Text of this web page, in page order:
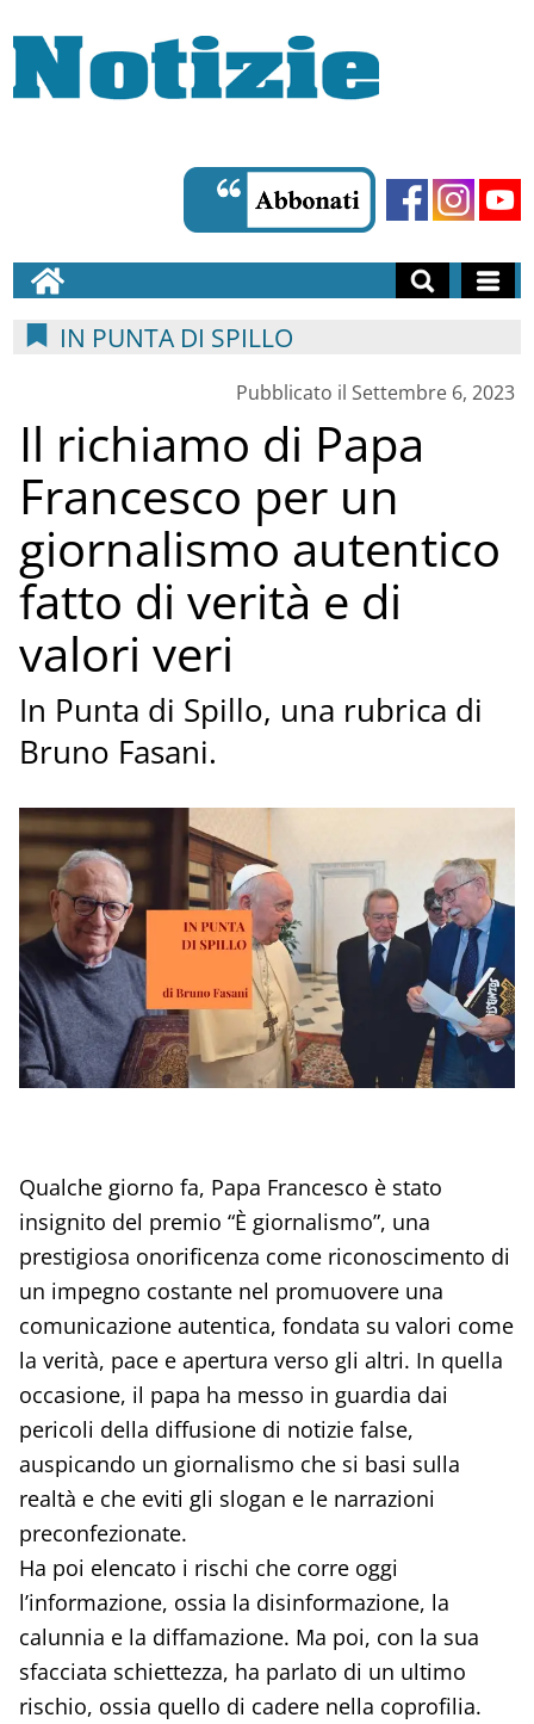
IN PUNTA DI SPILLO
Pubblicato il Settembre 6, 2023
Il richiamo di Papa
Francesco per un
giornalismo autentico
fatto di verità e di
valori veri
In Punta di Spillo, una rubrica di
Bruno Fasani.
Qualche giorno fa, Papa Francesco è stato
insignito del premio “È giornalismo”, una
prestigiosa onorificenza come riconoscimento di
un impegno costante nel promuovere una
comunicazione autentica, fondata su valori come
la verità, pace e apertura verso gli altri. In quella
occasione, il papa ha messo in guardia dai
pericoli della diffusione di notizie false,
auspicando un giornalismo che si basi sulla
realtà e che eviti gli slogan e le narrazioni
preconfezionate.
Ha poi elencato i rischi che corre oggi
l’informazione, ossia la disinformazione, la
calunnia e la diffamazione. Ma poi, con la sua
sfacciata schiettezza, ha parlato di un ultimo
rischio, ossia quello di cadere nella coprofilia.